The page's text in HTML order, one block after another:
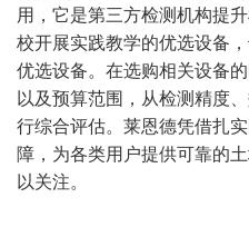
用，它是第三方检测机构提
校开展实践教学的优选设备
优选设备。在选购相关设备
以及预算范围，从检测精度
行综合评估。莱恩德凭借扎
障，为各类用户提供可靠的
以关注。